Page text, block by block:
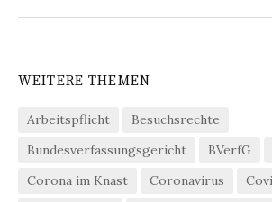
WEITERE THEMEN
Arbeitspflicht
Besuchsrechte
Bundesverfassungsgericht
BVerfG
Corona im Knast
Coronavirus